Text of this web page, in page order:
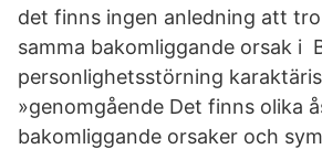
det finns ingen anledning att
samma bakomliggande orsak i
personlighetsstörning
»genomgående Det finns olika
bakomliggande orsaker och